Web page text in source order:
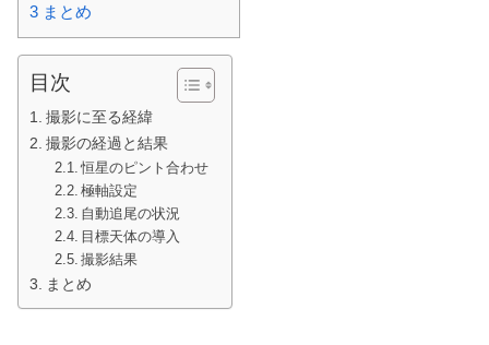
3 まとめ
目次
撮影に至る経緯
撮影の経過と結果
恒星のピント合わせ
極軸設定
自動追尾の状況
目標天体の導入
撮影結果
まとめ